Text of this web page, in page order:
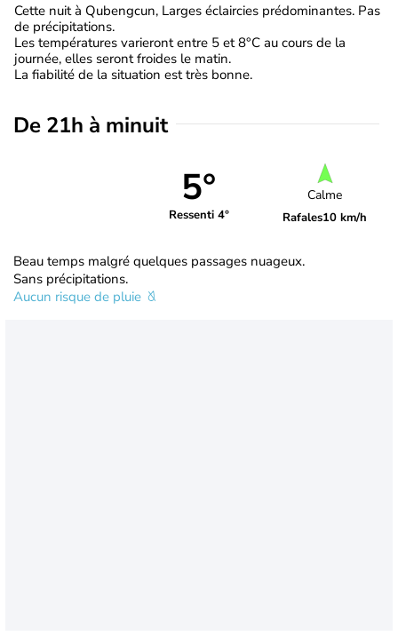
Cette nuit à Qubengcun, Larges éclaircies prédominantes. Pas
de précipitations.
Les températures varieront entre 5 et 8°C au cours de la
journée, elles seront froides le matin.
La fiabilité de la situation est très bonne.
De 21h à minuit
5°
Ressenti 4°
Calme
Rafales10 km/h
Beau temps malgré quelques passages nuageux.
Sans précipitations.
Aucun risque de pluie